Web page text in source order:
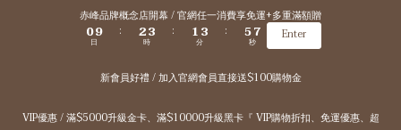
赤峰品牌概念店開幕 / 官網任一消費享免運+多重滿額贈
1
09
8
6
4
日
:
3
2
1
4
3
2
0
時
:
2
1
0
4
3
2
0
分
:
6
5
4
2
0
8
7
6
4
2
秒 Enter
新會員好禮 / 加入官網會員直接送$100購物金
VIP優惠 / 滿$5000升級金卡、滿$10000升級黑卡『 VIP購物折扣、免運優惠、超